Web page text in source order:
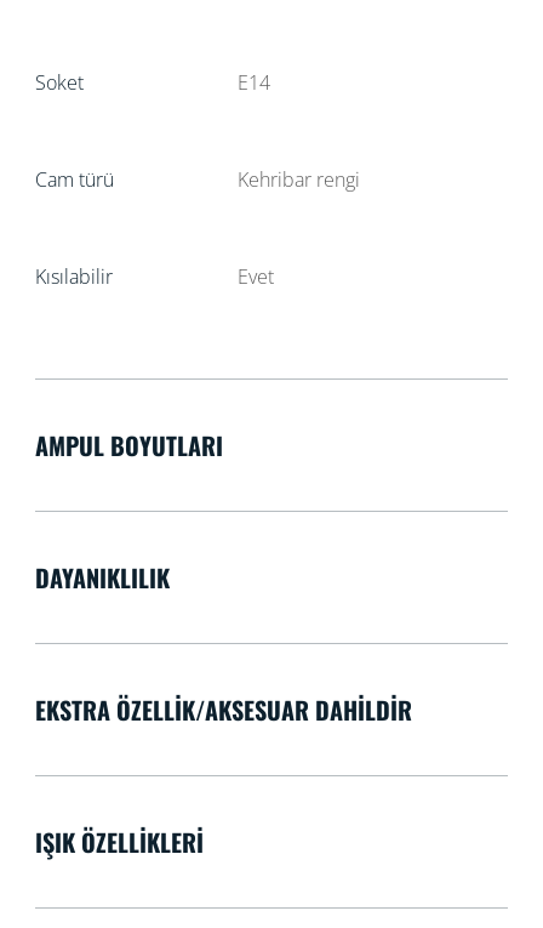
Soket E14
Cam türü Kehribar rengi
Kısılabilir Evet
AMPUL BOYUTLARI
DAYANIKLILIK
EKSTRA ÖZELLIK/AKSESUAR DAHILDIR
IŞIK ÖZELLIKLERI